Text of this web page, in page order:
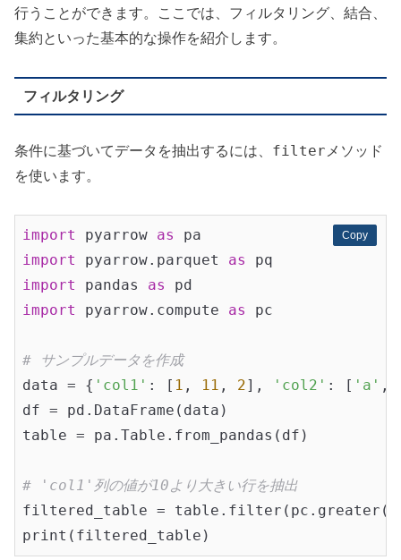
行うことができます。ここでは、フィルタリング、結合、
集約といった基本的な操作を紹介します。
フィルタリング
条件に基づいてデータを抽出するには、 filter メソッド
を使います。
Copy
Copy
import pyarrow as
import
pyarrow.parquet as
import
pandas as
import
pyarrow.compute as pc
# サンプルデータを作成
data = { 'col1' : [ 1 , 11 , 2], 'col2' : [ 'a' ,
df = pd.DataFrame(data)
table = pa.Table.from_pandas(df)
# 'col1'列の値が10より大きい行を抽出
filtered_table =